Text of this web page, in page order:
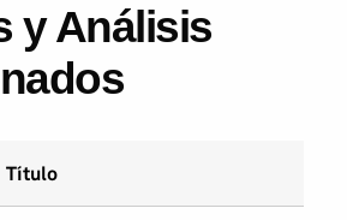
y Análisis
Título